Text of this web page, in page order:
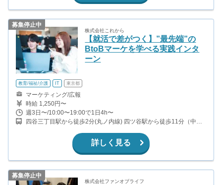
募集停止中
株式会社これから
【就活で差がつく】”最先端”の
BtoBマーケを学べる実践インタ
ーン
教育/福祉/介護 IT 東京都
マーケティング/広報
時給 1,250円〜
週3日〜/10:00〜19:00で1日4h〜
四谷三丁目駅から徒歩2分(丸ノ内線) 四ツ谷駅から徒歩11分（中央
信濃町駅から徒歩12分(JR総武線)
詳しく見る
募集停止中
株式会社ファンオブライフ